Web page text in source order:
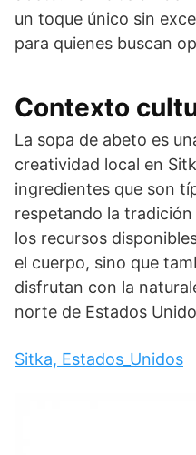
un toque único sin
para quienes buscan
Contexto
La sopa de abeto es
creatividad local en
ingredientes que son
respetando la
los recursos
el cuerpo, sino que
disfrutan con la
norte de Estados
Sitka, Estados_Unidos